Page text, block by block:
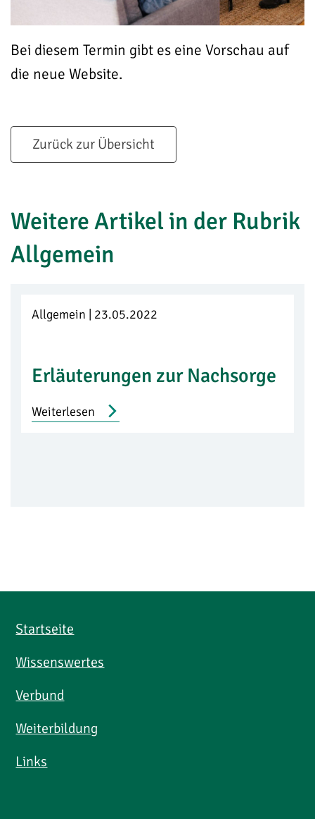
Bei diesem Termin gibt es eine Vorschau auf
die neue Website.
Zurück zur Übersicht
Weitere Artikel in der Rubrik
Allgemein
Erläuterungen zur Nachsorge
Allgemein | 23.05.2022
Weiterlesen
Startseite
Wissenswertes
Verbund
Weiterbildung
Links